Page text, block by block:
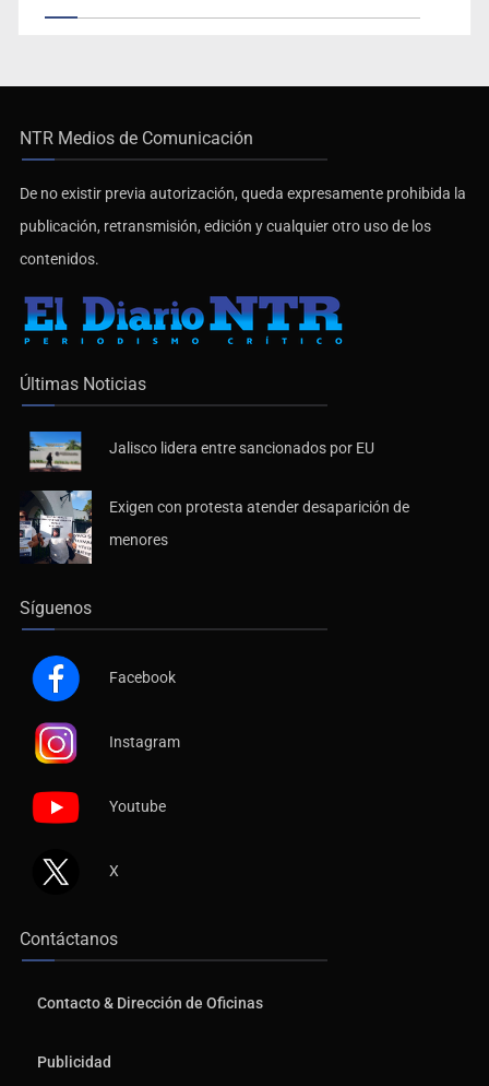
NTR Medios de Comunicación
De no existir previa autorización, queda expresamente prohibida la
publicación, retransmisión, edición y cualquier otro uso de los
contenidos.
Últimas Noticias
Jalisco lidera entre sancionados por EU
Exigen con protesta atender desaparición de
menores
Síguenos
Facebook
Instagram
Youtube
X
Contáctanos
Contacto & Dirección de Oficinas
Publicidad